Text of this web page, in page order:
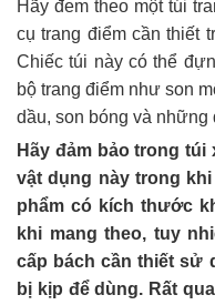
Hãy đem theo một túi
cụ trang điểm cần thiết
Chiếc túi này có thể
bộ trang điểm như son
dầu, son bóng và những
Hãy đảm bảo trong
vật dụng này trong
phẩm có kích thước
khi mang theo, tuy
cấp bách cần thiết sử
bị kịp để dùng. Rất